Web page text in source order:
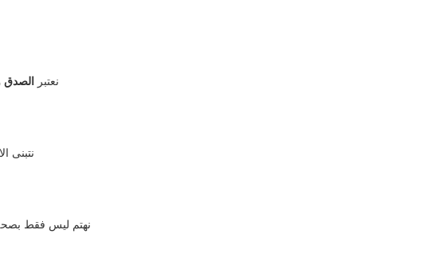
نعتبر
الصدق
نتبنى
نهتم ليس فقط بصحة